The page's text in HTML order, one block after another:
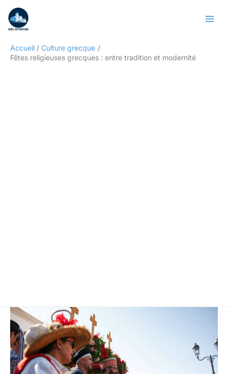
contenu
Accueil
Culture grecque
Fêtes religieuses grecques : entre tradition et modernité
Rechercher